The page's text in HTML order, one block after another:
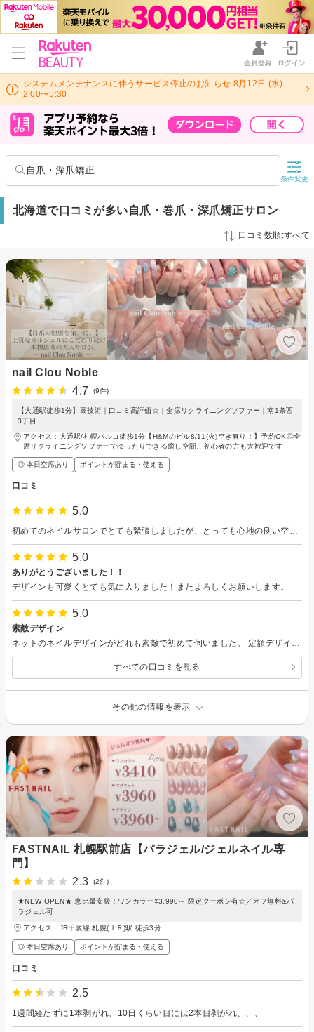
会員登録 ログイン
システムメンテナンスに伴うサービス停止のお知らせ 8月12日 (水)
2:00〜5:30
自爪・深爪矯正
条件変更
北海道で口コミが多い自爪・巻爪・深爪矯正サロン
口コミ数順:すべて
nail Clou Noble
4.7
(9件)
【大通駅徒歩1分】高技術｜口コミ高評価☆｜全席リクライニングソファー｜南1条西
3丁目
アクセス：大通駅/札幌パルコ徒歩1分【H&Mのビル8/11(火)空き有り！】予約OK◎全
席リクライニングソファーでゆったりできる癒し空間。初心者の方も大歓迎です
◎ 本日空席あり ポイントが貯まる・使える
口コミ
5.0
5.0
ありがとうございました！！
デザインも可愛くとても気に入りました！またよろしくお願いします。
5.0
素敵デザイン
すべての口コミを見る
その他の情報を表示
FASTNAIL 札幌駅前店【パラジェル/ジェルネイル専
門】
2.3
(2件)
★NEW OPEN★ 恵比最安級！ワンカラー¥3,990～ 限定クーポン有☆／オフ無料&パ
ラジェル可
アクセス：JR千歳線 札幌(ＪＲ)駅 徒歩3分
◎ 本日空席あり ポイントが貯まる・使える
口コミ
2.5
1週間経たずに1本剥がれ、10日くらい目には2本目剥がれ、、、